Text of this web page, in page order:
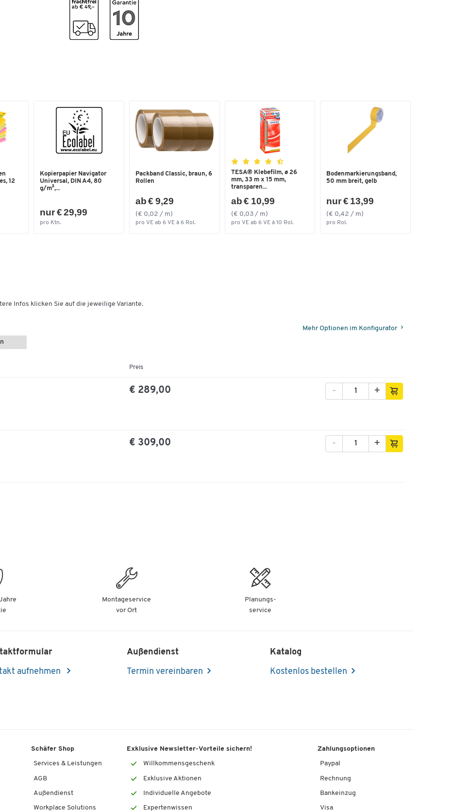
Gewicht [kg]
Klappbar
Material Gestell
Tragkraft [kg] 400
Typ RW 1
Farben
Farbe brillantblau RAL 5007
700
Länge Ladefläche [mm] 1000
12
Kopierpapier Navigator
Universal, DIN A4, 80
g/m²,...
nur € 29,99
pro Ktn.
Packband Classic, braun, 6
Rollen
ab € 9,29
(€ 0,02 / m)
pro VE ab 6 VE à 6 Rol.
TESA® Klebefilm, ø 26
mm, 33 m x 15 mm,
transparen...
ab € 10,99
(€ 0,03 / m)
pro VE ab 6 VE à 10 Rol.
Bodenmarkierungsband,
50 mm breit, gelb
nur € 13,99
(€ 0,42 / m)
pro Rol.
Infos klicken Sie auf die jeweilige Variante.
Mehr Optionen im Konfigurator
Preis
€ 289,00 +
-
€ 309,00 +
-
Montageservice
vor Ort
Planungs-
service
aufnehmen
Außendienst
Termin vereinbaren
Katalog
Kostenlos bestellen
Schäfer Shop
Services & Leistungen
AGB
Außendienst
Workplace Solutions
Exklusive Newsletter-Vorteile sichern!
Willkommensgeschenk
Exklusive Aktionen
Individuelle Angebote
Expertenwissen
Zahlungsoptionen
Paypal
Rechnung
Bankeinzug
Visa